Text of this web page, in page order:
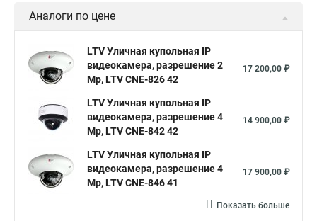
Аналоги по цене
LTV Уличная купольная IP
видеокамера, разрешение 2
Mp, LTV CNE-826 42
17 200,00 ₽
LTV Уличная купольная IP
видеокамера, разрешение 4
Mp, LTV CNE-842 42
14 900,00 ₽
LTV Уличная купольная IP
видеокамера, разрешение 4
Mp, LTV CNE-846 41
17 900,00 ₽
Показать больше